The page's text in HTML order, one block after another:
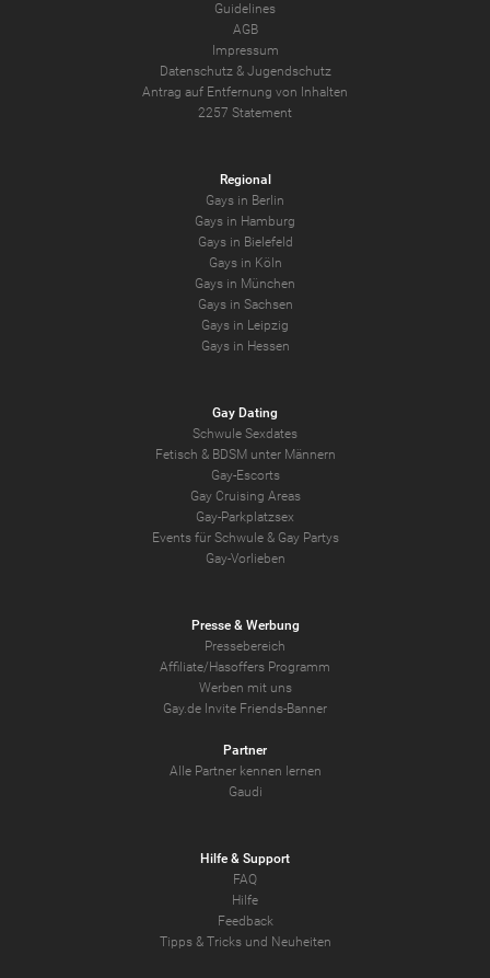
Guidelines
AGB
Impressum
Datenschutz & Jugendschutz
Antrag auf Entfernung von Inhalten
2257 Statement
Regional
Gays in Berlin
Gays in Hamburg
Gays in Bielefeld
Gays in Köln
Gays in München
Gays in Sachsen
Gays in Leipzig
Gays in Hessen
Gay Dating
Schwule Sexdates
Fetisch & BDSM unter Männern
Gay-Escorts
Gay Cruising Areas
Gay-Parkplatzsex
Events für Schwule & Gay Partys
Gay-Vorlieben
Presse & Werbung
Pressebereich
Affiliate/Hasoffers Programm
Werben mit uns
Gay.de Invite Friends-Banner
Partner
Alle Partner kennen lernen
Gaudi
Hilfe & Support
FAQ
Hilfe
Feedback
Tipps & Tricks und Neuheiten